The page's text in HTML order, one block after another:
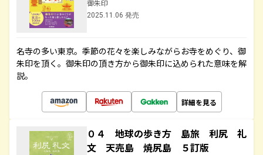
御朱印
2025.11.06 発売
名寺の多い東京。季節の花々を楽しみながらお寺をめぐり、御
朱印を頂く。御朱印の頂き方から御朱印に込められた意味を解
説。
詳細を見る
０４ 地球の歩き方 島旅 利尻 礼
文 天売島 焼尻島 ５訂版